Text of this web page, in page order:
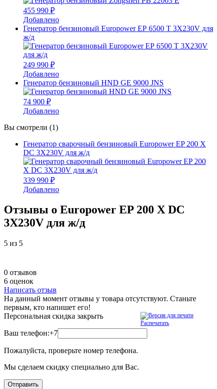
455 990 ₽
Добавлено
Генератор бензиновый Europower ЕР 6500 T 3X230V для
ж/д
249 990 ₽
Добавлено
Генератор бензиновый HND GE 9000 JNS
74 900 ₽
Добавлено
Вы смотрели (1)
Генератор сварочный бензиновый Europower EP 200 Х
DC 3X230V для ж/д
339 990 ₽
Добавлено
Отзывы о Europower EP 200 Х DC
3X230V для ж/д
5 из 5
0 отзывов
6 оценок
Написать отзыв
На данный момент отзывы у товара отсутствуют. Станьте
первым, кто напишет его!
Распечатать
Персональная скидка закрыть
Ваш телефон:+7
Пожалуйста, проверьте номер телефона.
Мы сделаем скидку специально для Вас.
Отправить